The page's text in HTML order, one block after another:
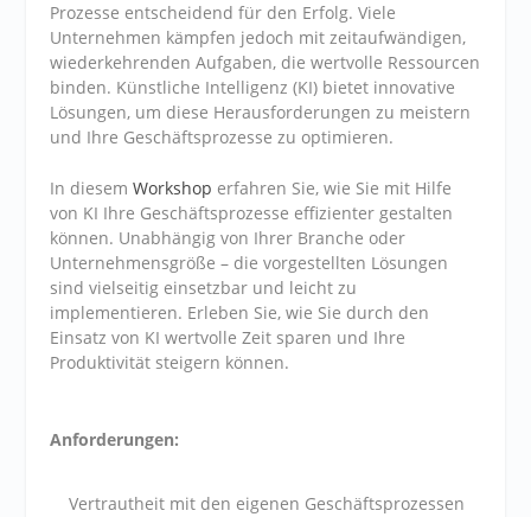
Prozesse entscheidend für den Erfolg. Viele
Unternehmen kämpfen jedoch mit zeitaufwändigen,
wiederkehrenden Aufgaben, die wertvolle Ressourcen
binden. Künstliche Intelligenz (KI) bietet innovative
Lösungen, um diese Herausforderungen zu meistern
und Ihre Geschäftsprozesse zu optimieren.
In diesemWorkshop erfahren Sie, wie Sie mit Hilfe
von KI Ihre Geschäftsprozesse effizienter gestalten
können. Unabhängig von Ihrer Branche oder
Unternehmensgröße – die vorgestellten Lösungen
sind vielseitig einsetzbar und leicht zu
implementieren. Erleben Sie, wie Sie durch den
Einsatz von KI wertvolle Zeit sparen und Ihre
Produktivität steigern können.
Anforderungen:
Vertrautheit mit den eigenen Geschäftsprozessen